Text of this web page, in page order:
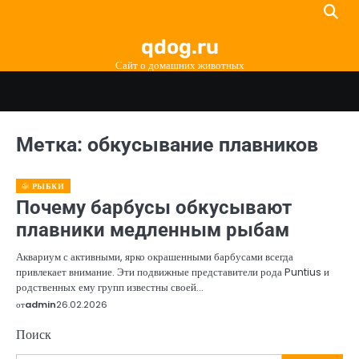
qdog.ru
Сайт о домашних животных
Метка: обкусывание плавников
РЫБКИ
Почему барбусы обкусывают
плавники медленным рыбам
Аквариум с активными, ярко окрашенными барбусами всегда
привлекает внимание. Эти подвижные представители рода Puntius и
родственных ему групп известны своей…
отadmin26.02.2026
Поиск